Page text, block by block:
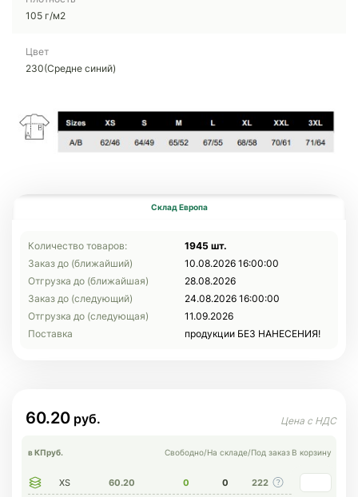
105 г/м2
Цвет
230(Средне синий)
Склад Европа
Количество товаров:
1945 шт.
Заказ до (ближайший)
10.08.2026 16:00:00
Отгрузка до (ближайшая)
28.08.2026
Заказ до (следующий)
24.08.2026 16:00:00
Отгрузка до (следующая)
11.09.2026
Поставка
продукции БЕЗ НАНЕСЕНИЯ!
60.20
в КПруб. Свободно/На складе/Под заказ В корзину
XS 60.20 0 0 222